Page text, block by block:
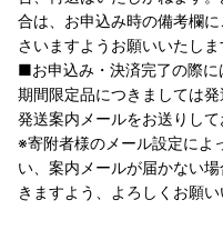
合は、お申込み時の備考欄
さいますようお願いいたしま
■お申込み・決済完了の際
期間限定品につきましては
発送案内メールをお送りして
※寄附者様のメール設定によ
い、案内メールが届かない
きますよう、よろしくお願い